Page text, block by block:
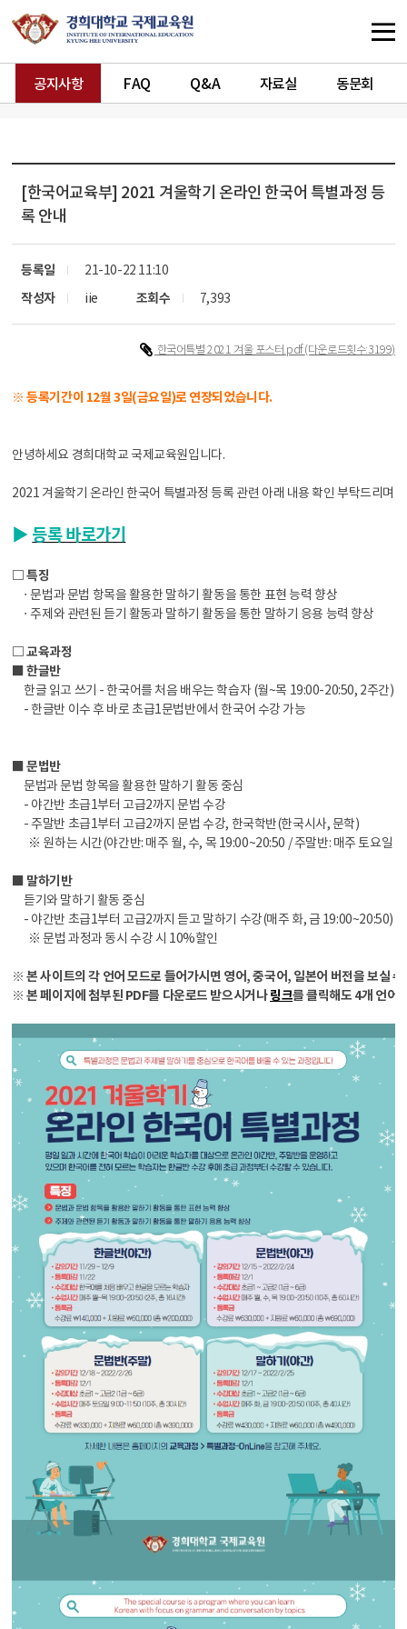
공지사항 FAQ Q&A 자료실 동문회
[한국어교육부] 2021 겨울학기 온라인 한국어 특별과정 등
록 안내
등록일
21-10-22 11:10
작성자
iie 조회수 7,393
한국어특별 2021 겨울 포스터.pdf(다운로드횟수:3199)
※ 등록기간이 12월 3일(금요일)로 연장되었습니다.
안녕하세요 경희대학교 국제교육원입니다.
2021 겨울학기 온라인 한국어 특별과정 등록 관련 아래 내용 확인 부탁드리며
▶ 등록 바로가기
□ 특징
ㆍ문법과 문법 항목을 활용한 말하기 활동을 통한 표현 능력 향상
ㆍ주제와 관련된 듣기 활동과 말하기 활동을 통한 말하기 응용 능력 향상
□ 교육과정
■ 한글반
한글 읽고 쓰기 - 한국어를 처음 배우는 학습자 (월~목 19:00-20:50, 2주간)
- 한글반 이수 후 바로 초급1문법반에서 한국어 수강 가능
■ 문법반
문법과 문법 항목을 활용한 말하기 활동 중심
- 야간반 초급1부터 고급2까지 문법 수강
- 주말반 초급1부터 고급2까지 문법 수강, 한국학반(한국시사, 문학)
※ 원하는 시간(야간반: 매주 월, 수, 목 19:00~20:50 / 주말반: 매주 토요일
■ 말하기반
듣기와 말하기 활동 중심
- 야간반 초급1부터 고급2까지 듣고 말하기 수강(매주 화, 금 19:00~20:50)
※ 문법 과정과 동시 수강 시 10%할인
※본 사이트의 각 언어 모드로 들어가시면 영어, 중국어, 일본어 버전을 보실
※본 페이지에 첨부된 PDF를 다운로드 받으시거나링크를 클릭해도 4개 언어